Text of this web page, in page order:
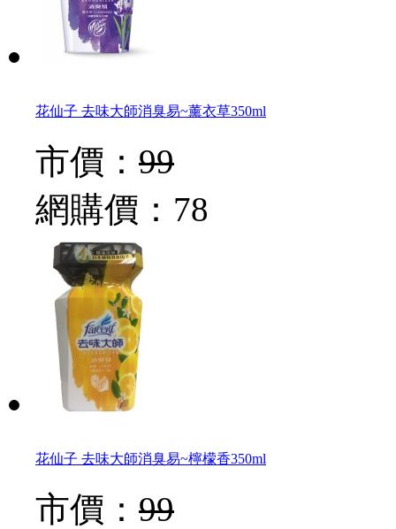
花仙子 去味大師消臭易~薰衣草350ml
市價： 99
網購價： 78
花仙子 去味大師消臭易~檸檬香350ml
市價： 99